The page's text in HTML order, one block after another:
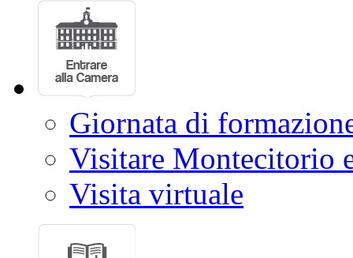
Giornata di
Visitare Montecitorio
Visita virtuale